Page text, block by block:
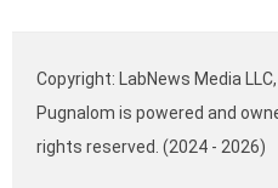
Copyright: LabNews Media
Pugnalom is powered and
rights reserved. (2024 - 2026)